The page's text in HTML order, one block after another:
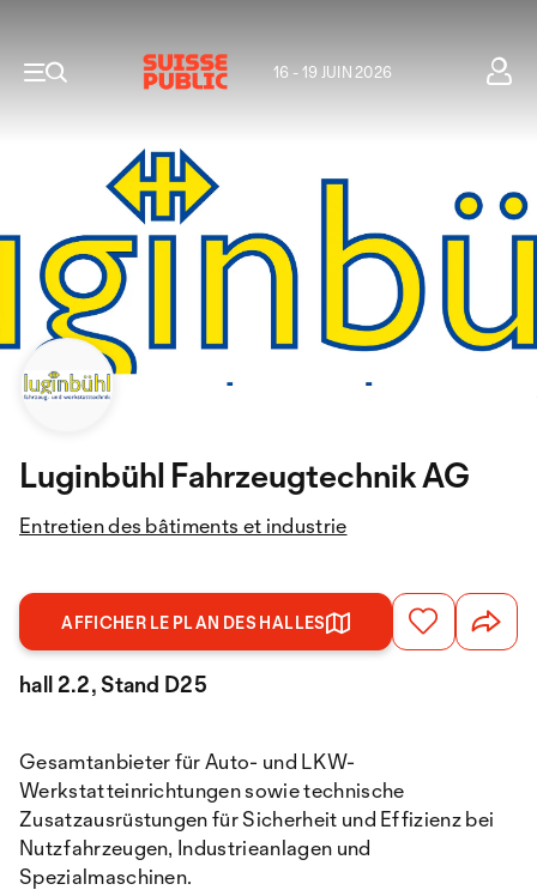
16 - 19 JUIN 2026
Luginbühl Fahrzeugtechnik AG
Entretien des bâtiments et industrie
AFFICHER LE PLAN DES HALLES
hall 2.2, Stand D25
Gesamtanbieter für Auto- und LKW-
Werkstatteinrichtungen sowie technische
Zusatzausrüstungen für Sicherheit und Effizienz bei
Nutzfahrzeugen, Industrieanlagen und
Spezialmaschinen.